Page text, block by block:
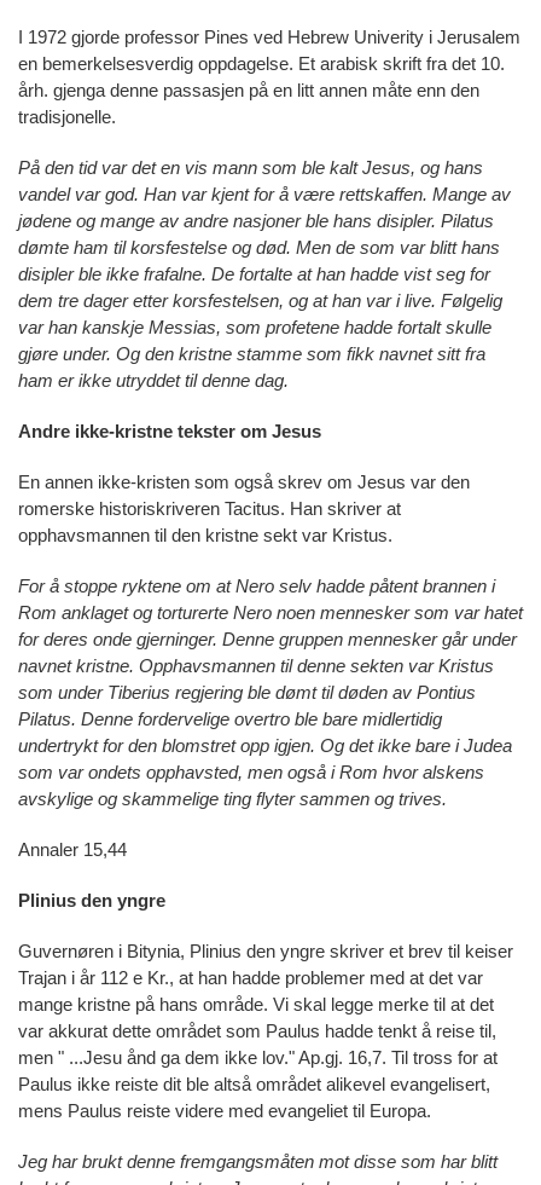
I 1972 gjorde professor Pines ved Hebrew Univerity i Jerusalem
en bemerkelsesverdig oppdagelse. Et arabisk skrift fra det 10.
årh. gjenga denne passasjen på en litt annen måte enn den
tradisjonelle.
På den tid var det en vis mann som ble kalt Jesus, og hans
vandel var god. Han var kjent for å være rettskaffen. Mange av
jødene og mange av andre nasjoner ble hans disipler. Pilatus
dømte ham til korsfestelse og død. Men de som var blitt hans
disipler ble ikke frafalne. De fortalte at han hadde vist seg for
dem tre dager etter korsfestelsen, og at han var i live. Følgelig
var han kanskje Messias, som profetene hadde fortalt skulle
gjøre under. Og den kristne stamme som fikk navnet sitt fra
ham er ikke utryddet til denne dag.
Andre ikke-kristne tekster om Jesus
En annen ikke-kristen som også skrev om Jesus var den
romerske historiskriveren Tacitus. Han skriver at
opphavsmannen til den kristne sekt var Kristus.
For å stoppe ryktene om at Nero selv hadde påtent brannen i
Rom anklaget og torturerte Nero noen mennesker som var hatet
for deres onde gjerninger. Denne gruppen mennesker går under
navnet kristne. Opphavsmannen til denne sekten var Kristus
som under Tiberius regjering ble dømt til døden av Pontius
Pilatus. Denne fordervelige overtro ble bare midlertidig
undertrykt for den blomstret opp igjen. Og det ikke bare i Judea
som var ondets opphavsted, men også i Rom hvor alskens
avskylige og skammelige ting flyter sammen og trives.
Annaler 15,44
Plinius den yngre
Guvernøren i Bitynia, Plinius den yngre skriver et brev til keiser
Trajan i år 112 e Kr., at han hadde problemer med at det var
mange kristne på hans område. Vi skal legge merke til at det
var akkurat dette området som Paulus hadde tenkt å reise til,
men " ...Jesu ånd ga dem ikke lov." Ap.gj. 16,7. Til tross for at
Paulus ikke reiste dit ble altså området alikevel evangelisert,
mens Paulus reiste videre med evangeliet til Europa.
Jeg har brukt denne fremgangsmåten mot disse som har blitt